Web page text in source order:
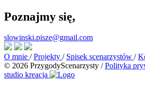
Poznajmy się,
slowinski.pisze@gmail.com
O mnie / Projekty / Spisek scenarzystów /
© 2026 PrzygodyScenarzysty / Polityka
studio kreacja